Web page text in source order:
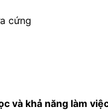
cứng
và khả năng làm